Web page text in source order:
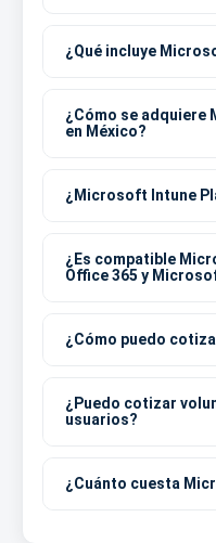
¿Qué incluye
¿Cómo se adquiere
en México?
¿Microsoft Intune
¿Es compatible
Office 365 y
¿Cómo puedo
¿Puedo cotizar
usuarios?
¿Cuánto cuesta